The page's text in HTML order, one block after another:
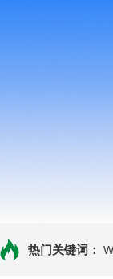
热门关键词：